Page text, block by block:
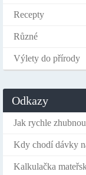
Recepty
Různé
Výlety do přírody
Odkazy
Jak rychle
Kdy chodí dávky
Kalkulačka